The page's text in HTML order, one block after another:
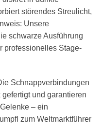
störendes Streulicht,
Unsere
schwarze Ausführung
professionelles Stage-
Schnappverbindungen
und garantieren
– ein
zum Weltmarktführer